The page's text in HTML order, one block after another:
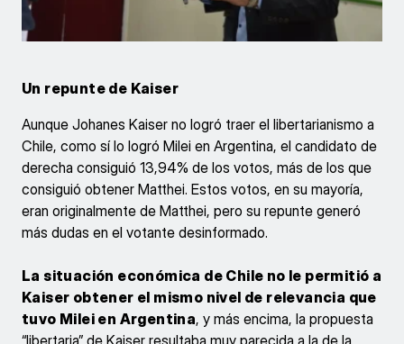
Un repunte de Kaiser
Aunque Johanes Kaiser no logró traer el libertarianismo a
Chile, como sí lo logró Milei en Argentina, el candidato de
derecha consiguió 13,94% de los votos, más de los que
consiguió obtener Matthei. Estos votos, en su mayoría,
eran originalmente de Matthei, pero su repunte generó
más dudas en el votante desinformado.
La situación económica de Chile no le permitió a
Kaiser obtener el mismo nivel de relevancia que
tuvo Milei en Argentina, y más encima, la propuesta